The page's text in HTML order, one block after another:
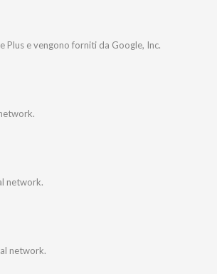
Plus e vengono forniti da Google, Inc.
network.
network.